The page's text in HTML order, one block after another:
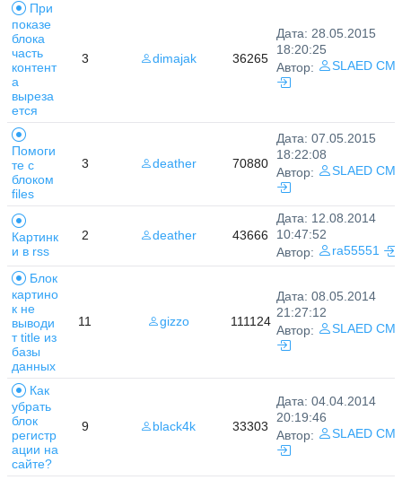
При
показе
блока
часть
контент
а
выреза
ется
3 dimajak 36265
Дата: 28.05.2015
18:20:25
Автор:
SLAED
Помоги
те с
блоком
files
3 deather 70880
Дата: 07.05.2015
18:22:08
Автор:
SLAED
Картинк
и в rss
2 deather 43666
Дата: 12.08.2014
10:47:52
Автор:
ra55551
Блок
картино
к не
выводи
т title из
базы
данных
11 gizzo 111124
Дата: 08.05.2014
21:27:12
Автор:
SLAED
Как
убрать
блок
регистр
ации на
сайте?
9 black4k 33303
Дата: 04.04.2014
20:19:46
Автор:
SLAED